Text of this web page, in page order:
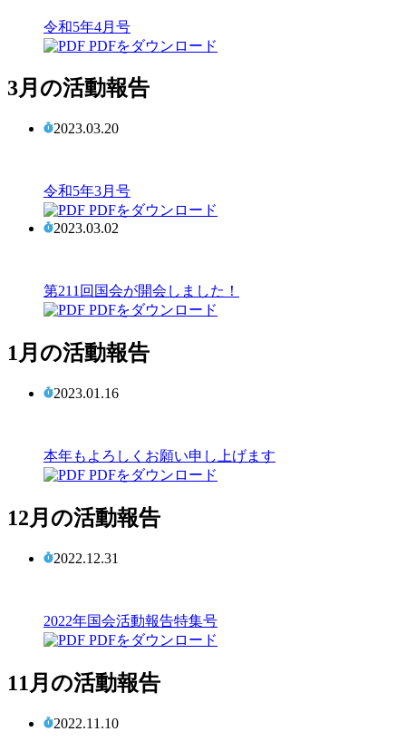
令和5年4月号
PDFをダウンロード
3月の活動報告
2023.03.20
令和5年3月号
PDFをダウンロード
2023.03.02
第211回国会が開会しました！
PDFをダウンロード
1月の活動報告
2023.01.16
本年もよろしくお願い申し上げます
PDFをダウンロード
12月の活動報告
2022.12.31
2022年国会活動報告特集号
PDFをダウンロード
11月の活動報告
2022.11.10